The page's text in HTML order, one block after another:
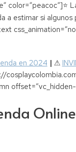
a estimar si
en 2024 | ⚠
Online